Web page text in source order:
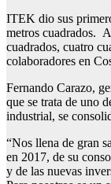
ITEK dio sus
metros cuadrados.
cuadrados, cuatro
colaboradores en
Fernando Carazo,
que se trata de uno
industrial, se
“Nos llena de gran
en 2017, de su
y de las nuevas